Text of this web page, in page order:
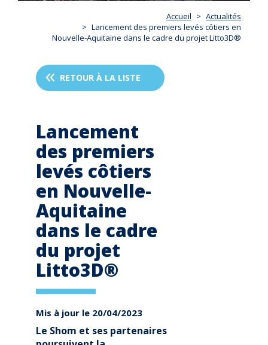
Accueil
Actualités
Lancement des premiers levés côtiers en
Nouvelle-Aquitaine dans le cadre du projet Litto3D®
RETOUR À LA LISTE
Lancement
des premiers
levés côtiers
en Nouvelle-
Aquitaine
dans le cadre
du projet
Litto3D®
Mis à jour le 20/04/2023
Le Shom et ses partenaires